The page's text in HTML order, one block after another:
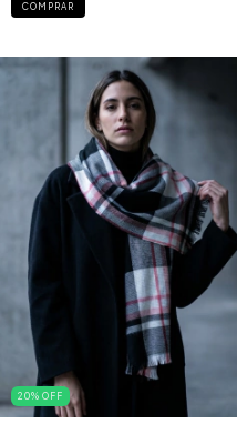
COMPRAR
20% OFF